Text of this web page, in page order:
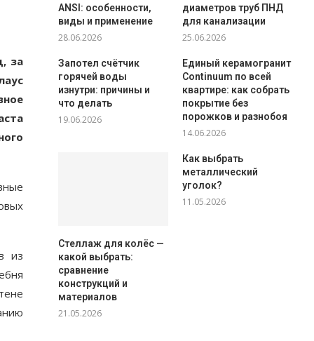
за
из
ANSI: особенности,
виды и применение
28.06.2026
диаметров труб ПНД
для канализации
25.06.2026
Запотел счётчик
горячей воды
изнутри: причины и
что делать
19.06.2026
Единый керамогранит
Continuum по всей
квартире: как собрать
покрытие без
порожков и разнобоя
14.06.2026
Стеллаж для колёс —
какой выбрать:
сравнение
конструкций и
материалов
21.05.2026
Как выбрать
металлический
уголок?
11.05.2026